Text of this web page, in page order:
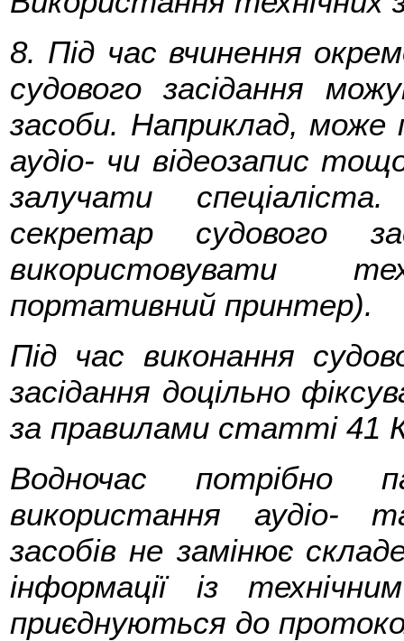
8. Під час вчинення
судового засідання
засоби. Наприклад,
аудіо- чи відеозапис
залучати
секретар судового
використовувати
портативний принтер).
Під час виконання
засідання доцільно
за правилами статті 41
Водночас потрібно
використання аудіо-
засобів не замінює
інформації із
приєднуються до